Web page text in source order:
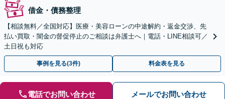
借金・債務整理
【相談無料／全国対応】医療・美容ローンの中途解約・返金交渉、先
払い買取・闇金の督促停止のご相談は弁護士へ｜電話・LINE相談可／
土日祝も対応
事例を見る(3件) 料金表を見る
電話でお問い合わせ メールでお問い合わせ